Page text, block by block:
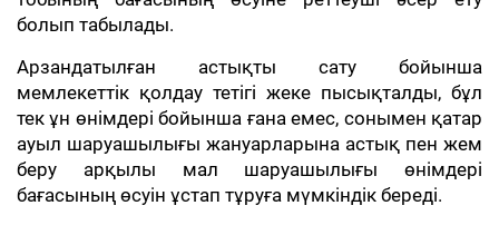
болып табылады.
Арзандатылған астықты сату бойынша
мемлекеттік қолдау тетігі жеке пысықталды, бұл
тек ұн өнімдері бойынша ғана емес, сонымен қатар
ауыл шаруашылығы жануарларына астық пен жем
беру арқылы мал шаруашылығы өнімдері
бағасының өсуін ұстап тұруға мүмкіндік береді.